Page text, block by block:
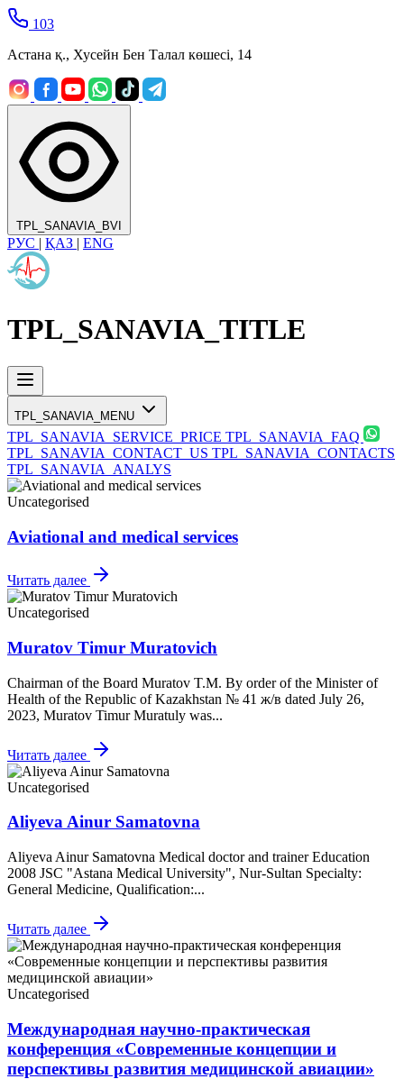
103
Астана қ., Хусейн Бен Талал көшесі, 14
TPL_SANAVIA_BVI
РУС | ҚАЗ | ENG
TPL_SANAVIA_TITLE
TPL_SANAVIA_MENU
TPL_SANAVIA_SERVICE_PRICE TPL_SANAVIA_FAQ
TPL_SANAVIA_CONTACT_US TPL_SANAVIA_CONTACTS
TPL_SANAVIA_ANALYS
Uncategorised
Aviational and medical services
Читать далее
Uncategorised
Muratov Timur Muratovich
Chairman of the Board Muratov T.M. By order of the Minister of
Health of the Republic of Kazakhstan № 41 ж/в dated July 26,
2023, Muratov Timur Muratuly was...
Читать далее
Uncategorised
Aliyeva Ainur Samatovna
Aliyeva Ainur Samatovna Medical doctor and trainer Education
2008 JSC "Astana Medical University", Nur-Sultan Specialty:
General Medicine, Qualification:...
Читать далее
Uncategorised
Международная научно-практическая
конференция «Современные концепции и
перспективы развития медицинской авиации»